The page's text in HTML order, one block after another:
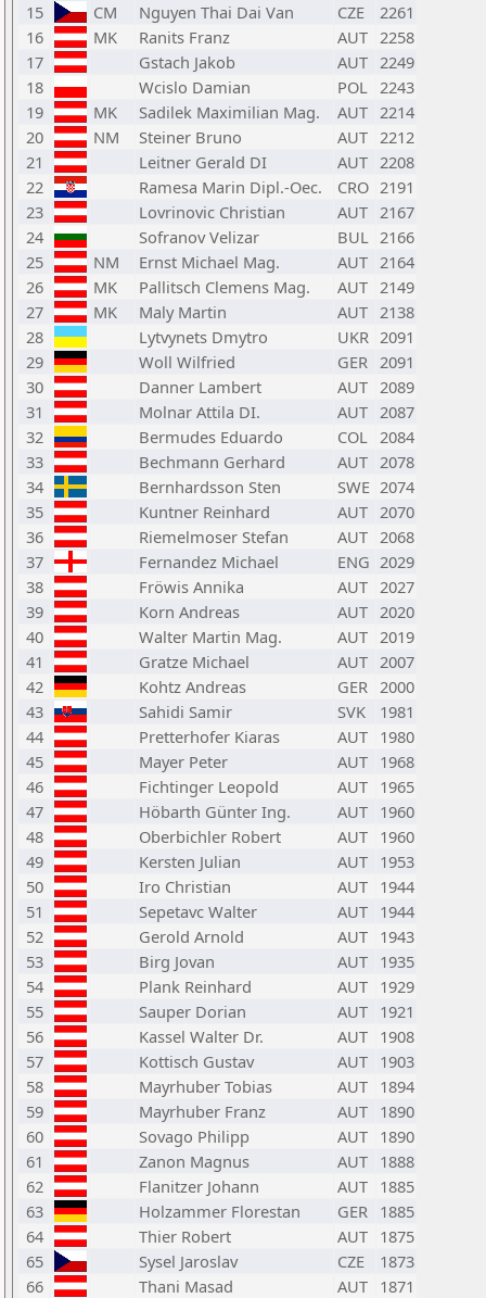
15
CM Nguyen Thai Dai Van CZE
2261
16
MK Ranits Franz AUT 2258
17
Gstach Jakob AUT 2249
18
Wcislo Damian POL 2243
19
MK Sadilek Maximilian Mag. AUT 2214
20
NM Steiner Bruno AUT 2212
21
Leitner Gerald DI AUT 2208
22
Ramesa Marin Dipl.-Oec. CRO 2191
23
Lovrinovic Christian AUT 2167
24
Sofranov Velizar BUL 2166
25
NM Ernst Michael Mag. AUT 2164
26
MK Pallitsch Clemens Mag. AUT 2149
27
MK Maly Martin AUT 2138
28
Lytvynets Dmytro UKR 2091
29
Woll Wilfried GER 2091
30
Danner Lambert AUT 2089
31
Molnar Attila DI. AUT 2087
32
Bermudes Eduardo COL 2084
33
Bechmann Gerhard AUT 2078
34
Bernhardsson Sten SWE 2074
35
Kuntner Reinhard AUT 2070
36
Riemelmoser Stefan AUT 2068
37
Fernandez Michael ENG 2029
38
Fröwis Annika AUT 2027
39
Korn Andreas AUT 2020
40
Walter Martin Mag. AUT 2019
41
Gratze Michael AUT 2007
42
Kohtz Andreas GER 2000
43
Sahidi Samir SVK
1981
44
Pretterhofer Kiaras AUT 1980
45
Mayer Peter AUT 1968
46
Fichtinger Leopold AUT 1965
47
Höbarth Günter Ing. AUT 1960
48
Oberbichler Robert AUT 1960
49
Kersten Julian AUT 1953
50
Iro Christian AUT 1944
51
Sepetavc Walter AUT 1944
52
Gerold Arnold AUT 1943
53
Birg Jovan AUT 1935
54
Plank Reinhard AUT 1929
55
Sauper Dorian AUT 1921
56
Kassel Walter Dr. AUT 1908
57
Kottisch Gustav AUT 1903
58
Mayrhuber Tobias AUT 1894
59
Mayrhuber Franz AUT 1890
60
Sovago Philipp AUT 1890
61
Zanon Magnus AUT 1888
62
Flanitzer Johann AUT 1885
63
Holzammer Florestan GER 1885
64
Thier Robert AUT 1875
65
Sysel Jaroslav CZE
1873
66
Thani Masad AUT 1871